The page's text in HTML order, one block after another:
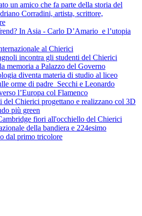
un amico che fa parte della storia del
Corradini, artista, scrittore,
In Asia - Carlo D’Amario e l’utopia
al Chierici
incontra gli studenti del Chierici
memoria a Palazzo del Governo
diventa materia di studio al liceo
orme di padre Secchi e Leonardo
l’Europa col Flamenco
del Chierici progettano e realizzano col 3D
più green
fiori all'occhiello del Chierici
della bandiera e 224esimo
dal primo tricolore